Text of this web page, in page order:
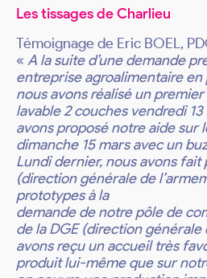
Les tissages de Charlieu
Témoignage de Eric BOEL,
« A la suite d’une demande
entreprise agroalimentaire
nous avons réaliséun
lavable 2 couches vendredi
avons proposé notre aide sur
dimanche 15 mars avec un
Lundi dernier, nous avons fait
(direction générale de
prototypes à la
demande de notre pôle de
de la DGE (direction
avons reçu un accueil très
produit lui-même que sur